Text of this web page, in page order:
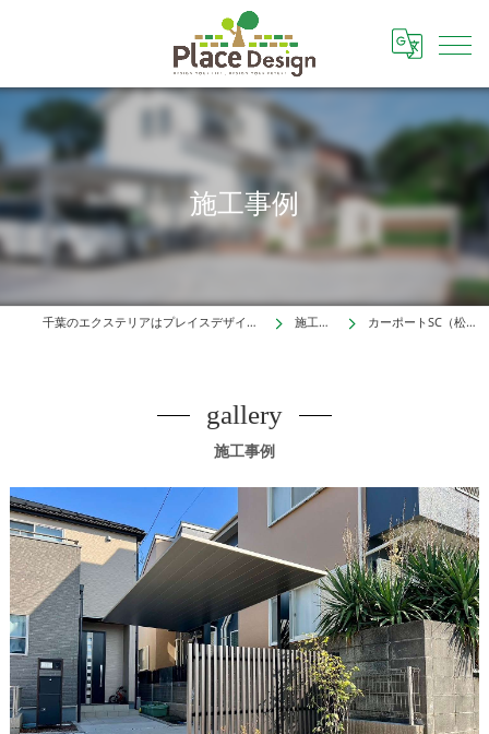
施工事例
千葉のエクステリアはプレイスデザイン株式会社 施工事例 カーポートSC（松戸市）
施工事例
gallery